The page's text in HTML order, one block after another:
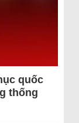
quốc
thống